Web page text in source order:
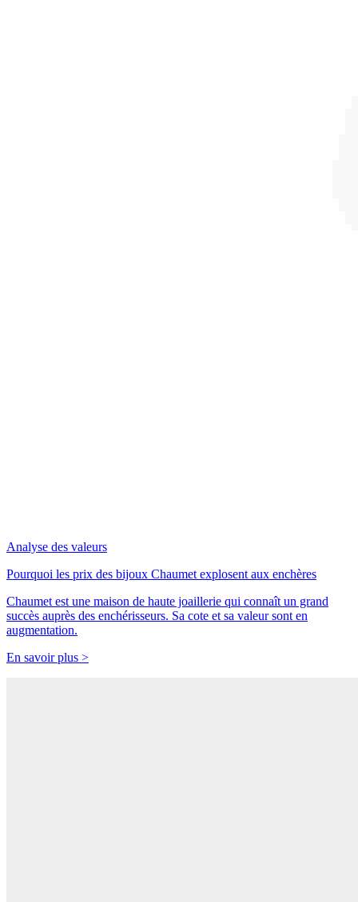
Analyse des valeurs
Pourquoi les prix des bijoux Chaumet explosent aux enchères
Chaumet est une maison de haute joaillerie qui connaît un grand
succès auprès des enchérisseurs. Sa cote et sa valeur sont en
augmentation.
En savoir plus >